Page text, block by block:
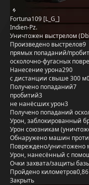
Fortuna109 [L_G_]
Indien-Pz.
Уничтожен выстрелом
Произведено выстрелов9
прямых попаданий/
осколочно-фугасных
Нанесение урона290
с дистанции свыше 300 м
Получено попаданий7
пробитий3
не нанёсших урон3
Получено попаданий
Урон, заблокированный
Урон союзникам
Обнаружено машин
Повреждено/уничтожено
Урон, нанесённый с
Очки захвата/защиты
Пройдено километров0,86
Закрыть